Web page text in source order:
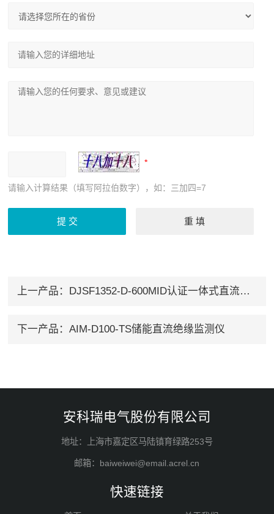
请输入计算结果（填写阿拉伯数字），如：三加四=7
上一产品： DJSF1352-D-600MID认证一体式直流智能电能表
下一产品： AIM-D100-TS储能直流绝缘监测仪
安科瑞电气股份有限公司
地址：上海市嘉定区马陆镇育绿路253号
邮箱：baiweiwei@email.acrel.cn
快速链接